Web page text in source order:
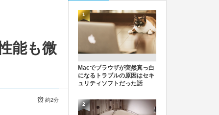
能も微
約2分
Macでブラウザが突然真っ白
になるトラブルの原因はセキ
ュリティソフトだった話
1
2